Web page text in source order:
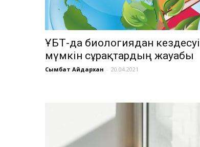
ҰБТ-да биологиядан кездесуі
мүмкін сұрақтардың жауабы
Сымбат Айдархан - 20.04.2021